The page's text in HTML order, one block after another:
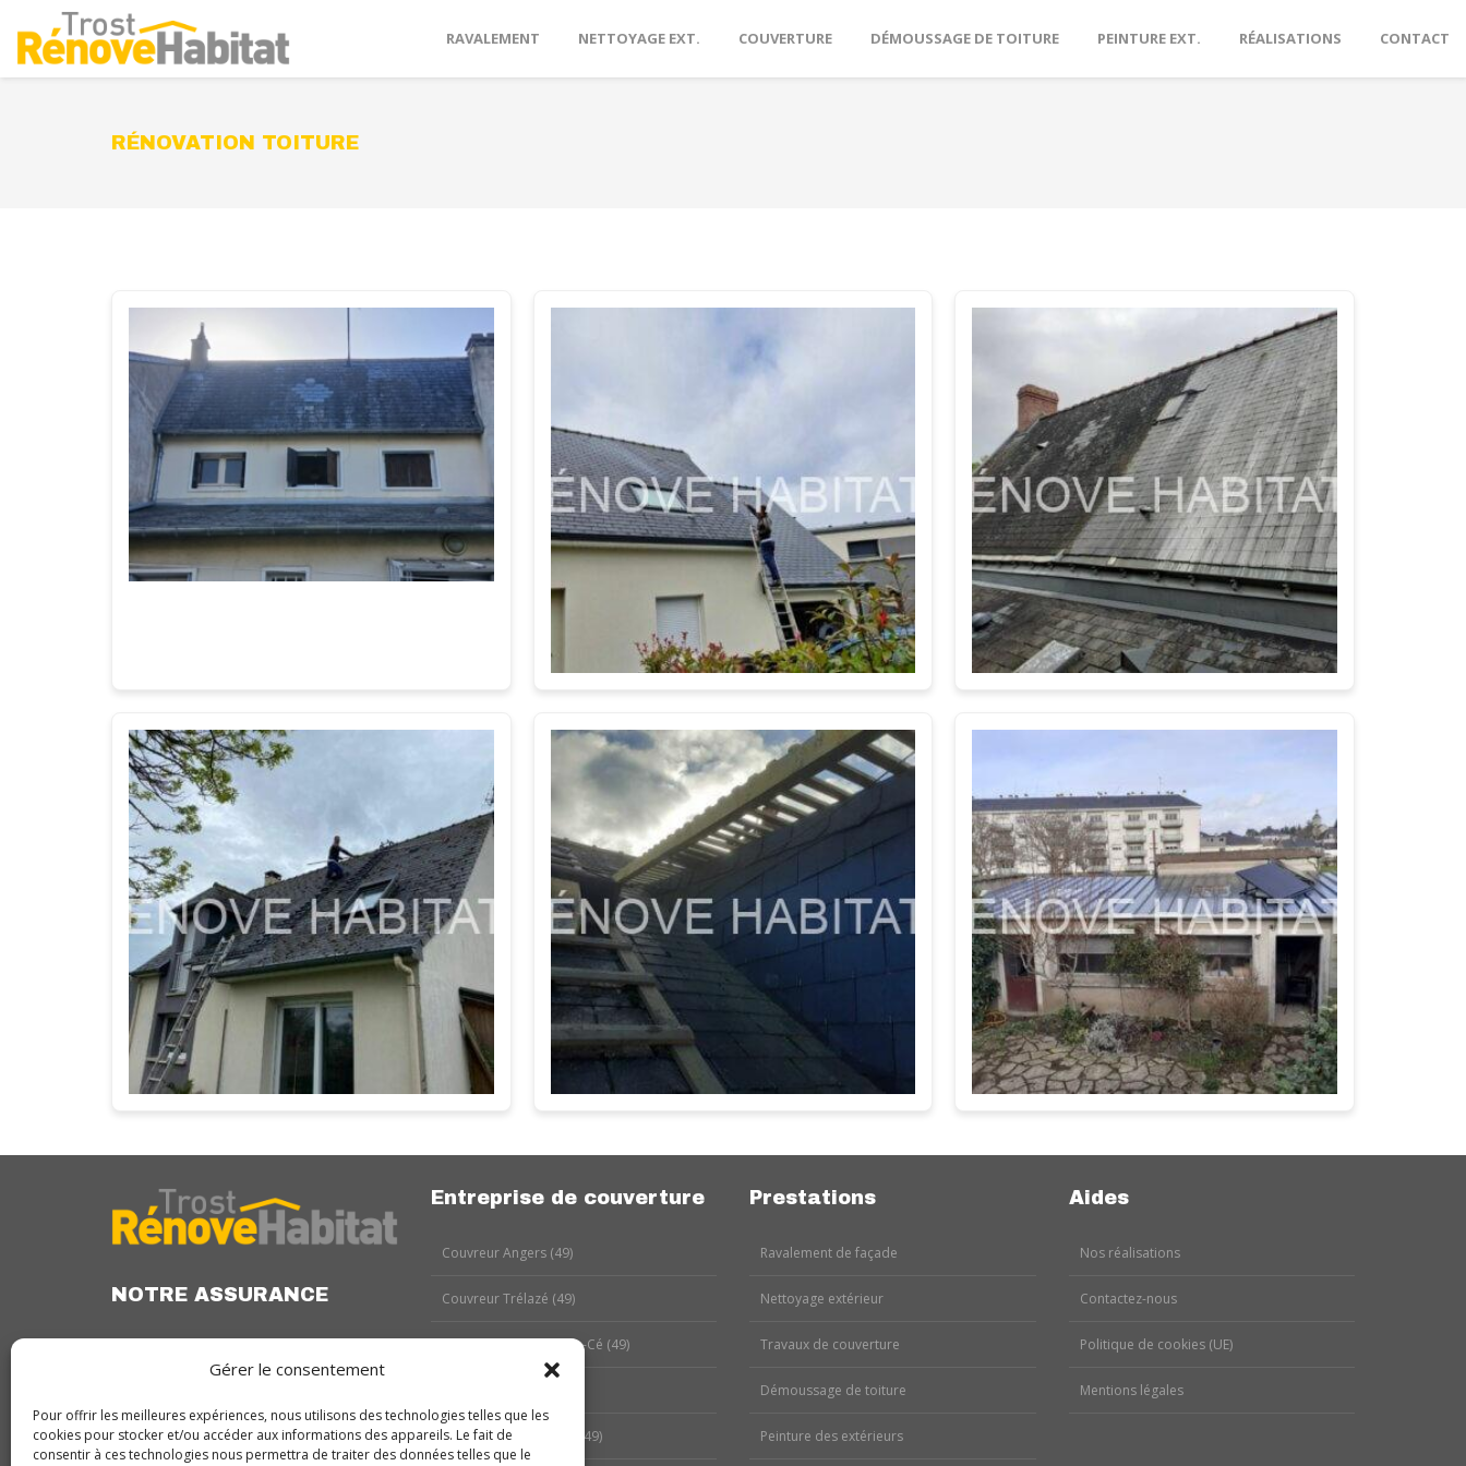
Gérer le consentement
Pour offrir les meilleures expériences, nous utilisons des technologies telles que les
cookies pour stocker et/ou accéder aux informations des appareils. Le fait de
consentir à ces technologies nous permettra de traiter des données telles que le
RAVALEMENT NETTOYAGE EXT. COUVERTURE DÉMOUSSAGE DE TOITURE PEINTURE EXT. RÉALISATIONS CONTACT
RÉNOVATION TOITURE
NOTRE ASSURANCE
Entreprise de couverture
Couvreur Angers (49)
Couvreur Trélazé (49)
Couvreur Les Ponts-de-Cé (49)
Couvreur Murs-Érigné (49)
Prestations
Ravalement de façade
Nettoyage extérieur
Travaux de couverture
Démoussage de toiture
Peinture des extérieurs
Aides
Nos réalisations
Contactez-nous
Politique de cookies (UE)
Mentions légales